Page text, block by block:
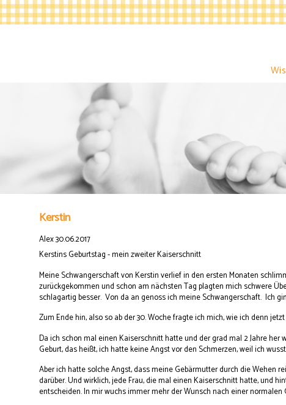
Kerstin
Alex 30.06.2017
Kerstins Geburtstag - mein zweiter Kaiserschnitt
Meine Schwangerschaft von Kerstin verlief in den ersten Monaten
zurückgekommen und schon am nächsten Tag plagten mich schwere
schlagartig besser. Von da an genoss ich meine Schwangerschaft. Ich
Zum Ende hin, also so ab der 30. Woche fragte ich mich, wie ich denn
Da ich schon mal einen Kaiserschnitt hatte und der grad mal 2 Jahre
Geburt, das heißt, ich hatte keine Angst vor den Schmerzen, weil ich
Aber ich hatte solche Angst, dass meine Gebärmutter durch die Wehen
darüber. Und wirklich, jede Frau, die mal einen Kaiserschnitt hatte, und
entscheiden. In mir wuchs immer mehr der Wunsch nach einer normalen